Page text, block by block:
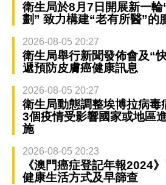
衛生局於8月7日開展新一
劃” 致力構建“老有所醫”的
2026-08-05 20:27
衛生局舉行新聞發佈會及“
遞預防皮膚癌健康訊息
2026-08-05 20:27
衛生局動態調整埃博拉病毒
3個疫情受影響國家或地區
施
2026-08-05 20:23
《澳門癌症登記年報2024
健康生活方式及早篩查